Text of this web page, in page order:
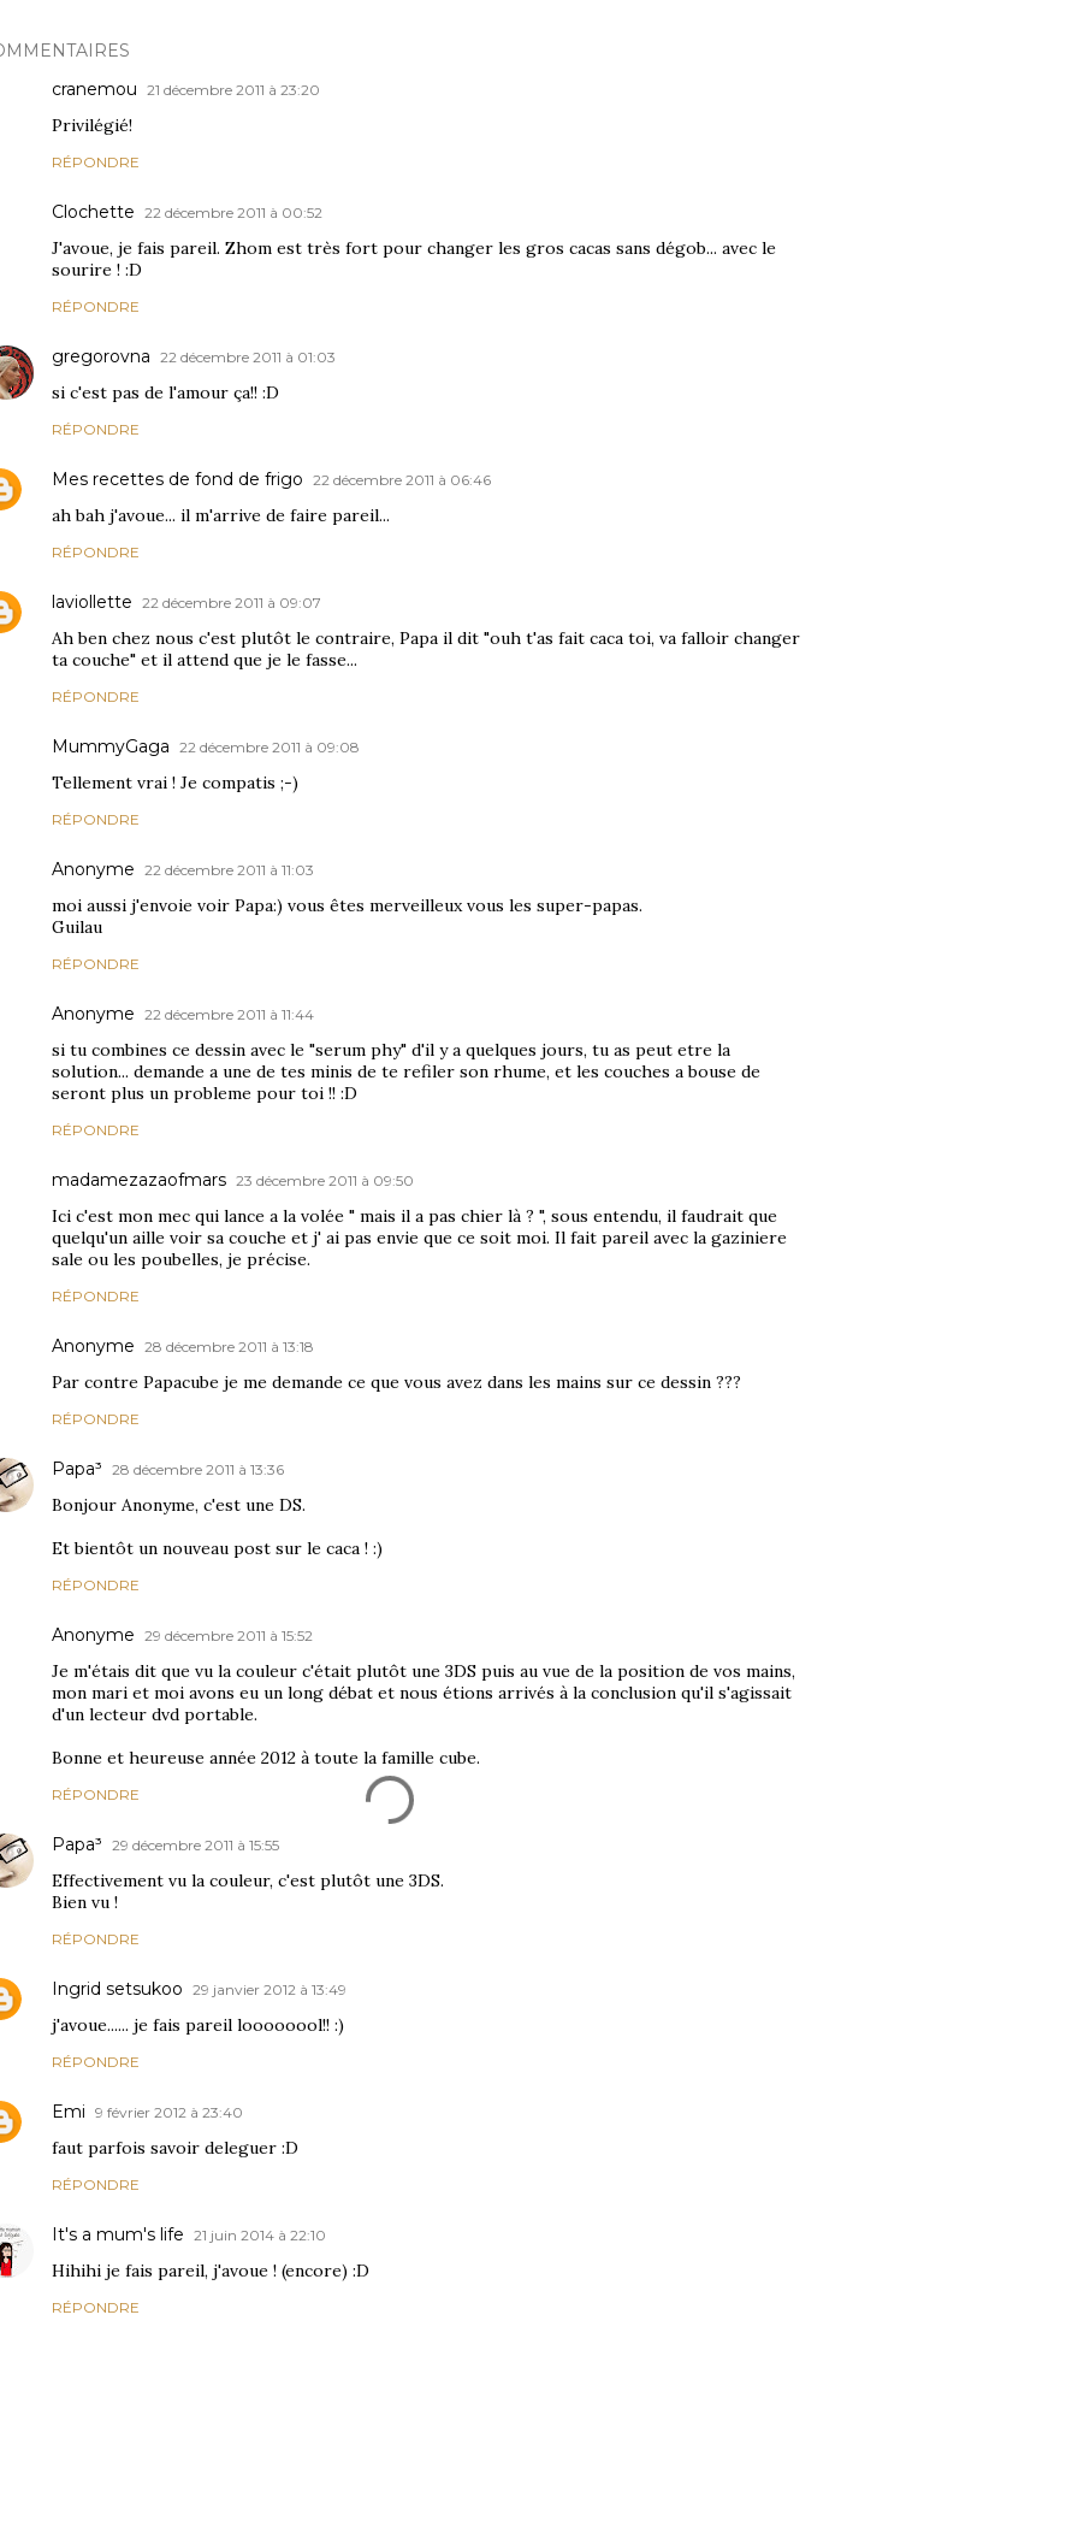
cranemou 21 décembre 2011 à 23:20
Privilégié!
RÉPONDRE
Clochette 22 décembre 2011 à 00:52
J'avoue, je fais pareil. Zhom est très fort pour changer les gros cacas sans dégob... avec le
sourire ! :D
RÉPONDRE
gregorovna 22 décembre 2011 à 01:03
si c'est pas de l'amour ça!! :D
RÉPONDRE
Mes recettes de fond de frigo 22 décembre 2011 à 06:46
ah bah j'avoue... il m'arrive de faire pareil...
RÉPONDRE
laviollette 22 décembre 2011 à 09:07
Ah ben chez nous c'est plutôt le contraire, Papa il dit "ouh t'as fait caca toi, va falloir changer
ta couche" et il attend que je le fasse...
RÉPONDRE
MummyGaga 22 décembre 2011 à 09:08
Tellement vrai ! Je compatis ;-)
RÉPONDRE
Anonyme 22 décembre 2011 à 11:03
moi aussi j'envoie voir Papa:) vous êtes merveilleux vous les super-papas.
Guilau
RÉPONDRE
Anonyme 22 décembre 2011 à 11:44
si tu combines ce dessin avec le "serum phy" d'il y a quelques jours, tu as peut etre la
solution... demande a une de tes minis de te refiler son rhume, et les couches a bouse de
seront plus un probleme pour toi !! :D
RÉPONDRE
madamezazaofmars 23 décembre 2011 à 09:50
Ici c'est mon mec qui lance a la volée " mais il a pas chier là ? ", sous entendu, il faudrait que
quelqu'un aille voir sa couche et j' ai pas envie que ce soit moi. Il fait pareil avec la gaziniere
sale ou les poubelles, je précise.
RÉPONDRE
Anonyme 28 décembre 2011 à 13:18
Par contre Papacube je me demande ce que vous avez dans les mains sur ce dessin ???
RÉPONDRE
Papa³ 28 décembre 2011 à 13:36
Bonjour Anonyme, c'est une DS.
Et bientôt un nouveau post sur le caca ! :)
RÉPONDRE
Anonyme 29 décembre 2011 à 15:52
Je m'étais dit que vu la couleur c'était plutôt une 3DS puis au vue de la position de vos mains,
mon mari et moi avons eu un long débat et nous étions arrivés à la conclusion qu'il s'agissait
d'un lecteur dvd portable.
Bonne et heureuse année 2012 à toute la famille cube.
RÉPONDRE
Papa³ 29 décembre 2011 à 15:55
Effectivement vu la couleur, c'est plutôt une 3DS.
Bien vu !
RÉPONDRE
Ingrid setsukoo 29 janvier 2012 à 13:49
j'avoue...... je fais pareil loooooool!! :)
RÉPONDRE
Emi 9 février 2012 à 23:40
faut parfois savoir deleguer :D
RÉPONDRE
It's a mum's life 21 juin 2014 à 22:10
Hihihi je fais pareil, j'avoue ! (encore) :D
RÉPONDRE